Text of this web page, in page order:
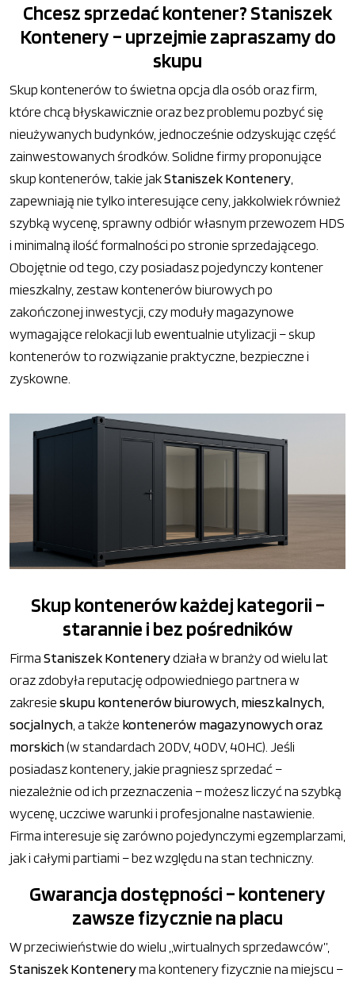
Chcesz sprzedać kontener? Staniszek
Kontenery – uprzejmie zapraszamy do
skupu
Skup kontenerów to świetna opcja dla osób oraz firm,
które chcą błyskawicznie oraz bez problemu pozbyć się
nieużywanych budynków, jednocześnie odzyskując część
zainwestowanych środków. Solidne firmy proponujące
skup kontenerów, takie jakStaniszek Kontenery
zapewniają nie tylko interesujące ceny, jakkolwiek również
szybką wycenę, sprawny odbiór własnym przewozem HDS
i minimalną ilość formalności po stronie sprzedającego.
Obojętnie od tego, czy posiadasz pojedynczy kontener
mieszkalny, zestaw kontenerów biurowych po
zakończonej inwestycji, czy moduły magazynowe
wymagające relokacji lub ewentualnie utylizacji – skup
kontenerów to rozwiązanie praktyczne, bezpieczne i
zyskowne.
Skup kontenerów każdej kategorii –
starannie i bez pośredników
FirmaStaniszek Kontenerydziała w branży od wielu lat
oraz zdobyła reputację odpowiedniego partnera w
zakresieskupu kontenerów biurowych, mieszkalnych,
socjalnych , a także kontenerów magazynowych oraz
morskich(w standardach 20DV, 40DV, 40HC). Jeśli
posiadasz kontenery, jakie pragniesz sprzedać –
niezależnie od ich przeznaczenia – możesz liczyć na szybką
wycenę, uczciwe warunki i profesjonalne nastawienie.
Firma interesuje się zarówno pojedynczymi egzemplarzami,
jak i całymi partiami – bez względu na stan techniczny.
Gwarancja dostępności – kontenery
zawsze fizycznie na placu
W przeciwieństwie do wielu „wirtualnych sprzedawców”,
Staniszek Konteneryma kontenery fizycznie na miejscu –